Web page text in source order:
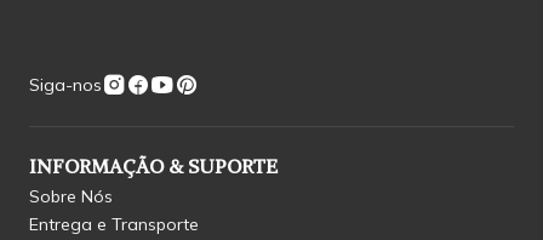
Siga-nos
INFORMAÇÃO & SUPORTE
Sobre Nós
Entrega e Transporte